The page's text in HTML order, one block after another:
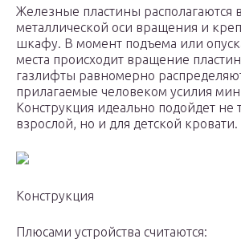
Железные пластины располагаются
металлической оси вращения и
шкафу. В момент подъема или
места происходит вращение
газлифты равномерно
прилагаемые человеком усилия
Конструкция идеально подойдет не
взрослой, но и для детской кровати.
Конструкция
Плюсами устройства считаются: